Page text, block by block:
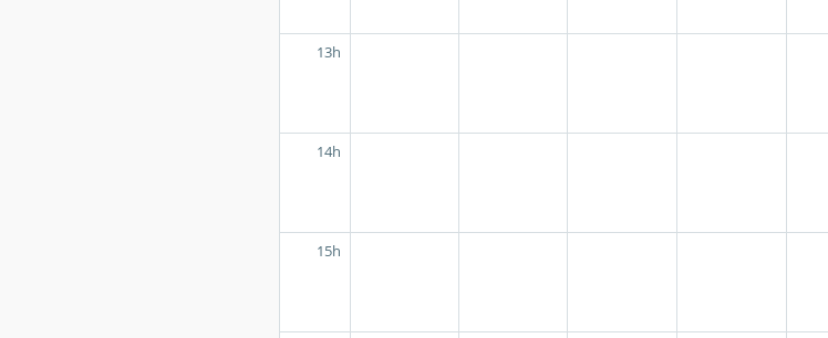
13h
14h
15h